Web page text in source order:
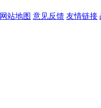
网站地图 意见反馈 友情链接